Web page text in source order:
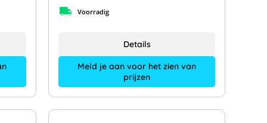
Voorradig
Meld je aan voor het zien van
prijzen
Details